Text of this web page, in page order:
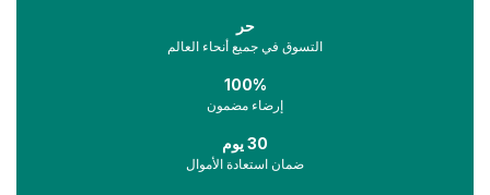
حر
التسوق في جميع أنحاء العالم
100%
إرضاء مضمون
30 يوم
ضمان استعادة الأموال